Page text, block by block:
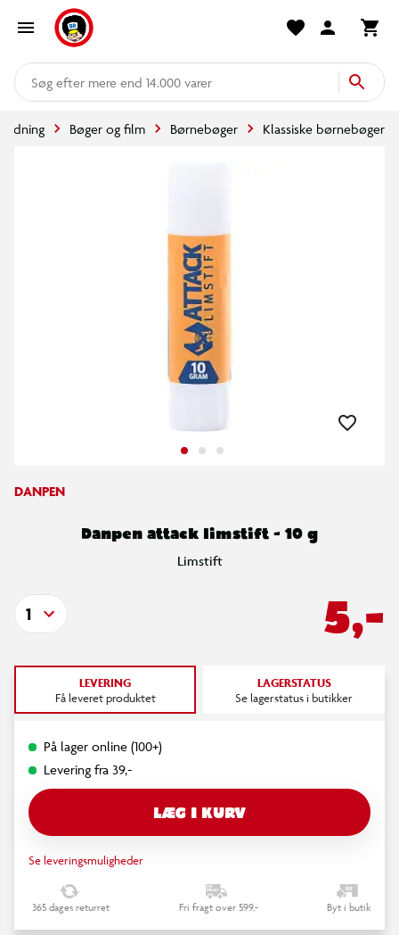
mere end 14.000 varer
Bøger og film Børnebøger Klassiske børnebøger
DANPEN
Danpen attack limstift - 10 g
Limstift
5,-
1
LEVERING
Få leveret produktet
LAGERSTATUS
Se lagerstatus i butikker
På lager online (100+)
Levering fra 39,-
LÆG I KURV
Se leveringsmuligheder
365 dages returret Fri fragt over 599,- Byt i butik